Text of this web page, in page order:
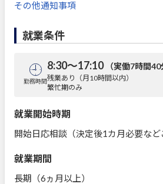
その他通知事項
就業条件
勤務時間
8:30～17:10 （実働7時間40
残業あり（月10時間以内）
繁忙期のみ
就業開始時期
開始日応相談（決定後1カ月必要など
就業期間
長期（6ヵ月以上）